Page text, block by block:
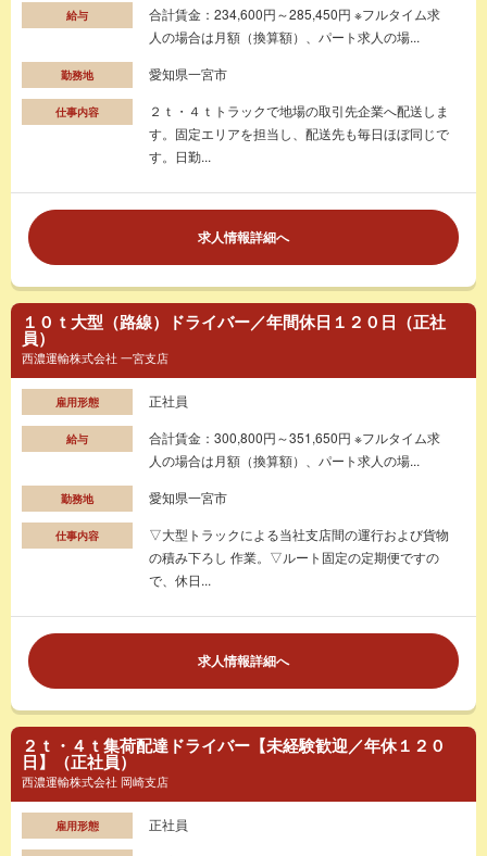
給与
合計賃金：234,600円～285,450円 ※フルタイム求
人の場合は月額（換算額）、パート求人の場...
勤務地 愛知県一宮市
仕事内容
２ｔ・４ｔトラックで地場の取引先企業へ配送しま
す。固定エリアを担当し、配送先も毎日ほぼ同じで
す。日勤...
求人情報詳細へ
１０ｔ大型（路線）ドライバー／年間休日１２０日（正社
員）
西濃運輸株式会社 一宮支店
雇用形態 正社員
給与
合計賃金：300,800円～351,650円 ※フルタイム求
人の場合は月額（換算額）、パート求人の場...
勤務地 愛知県一宮市
仕事内容
▽大型トラックによる当社支店間の運行および貨物
の積み下ろし 作業。▽ルート固定の定期便ですの
で、休日...
求人情報詳細へ
２ｔ・４ｔ集荷配達ドライバー【未経験歓迎／年休１２０
日】（正社員）
西濃運輸株式会社 岡崎支店
雇用形態 正社員